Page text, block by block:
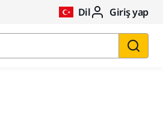
Dil Giriş yap